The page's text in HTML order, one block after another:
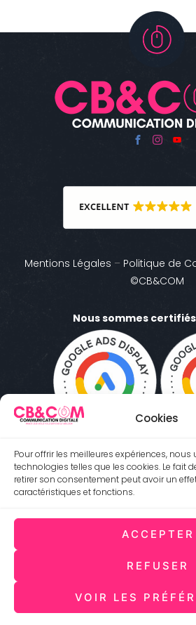
Cookies
Pour offrir les meilleures expériences, nous
technologies telles que les cookies. Le fait
retirer son consentement peut avoir un
caractéristiques et fonctions.
ACCEPTER
REFUSER
VOIR LES
Mentions Légales – Politique de
©CB&COM
Nous sommes certifiés
06.95.58.86.66